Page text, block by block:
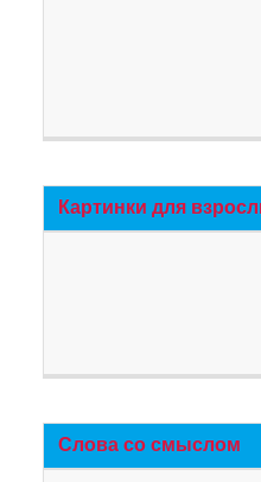
Картинки для
Слова со смыслом